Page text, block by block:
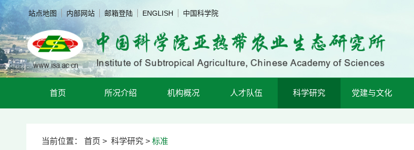
站点地图 内部网站 邮箱登陆 ENGLISH 中国科学院
首页 所况介绍 机构概况 人才队伍 科学研究 党建与文化
当前位置： 首页 > 科学研究 > 标准